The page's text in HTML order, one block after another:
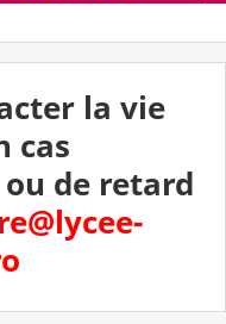
la vie
cas
de retard